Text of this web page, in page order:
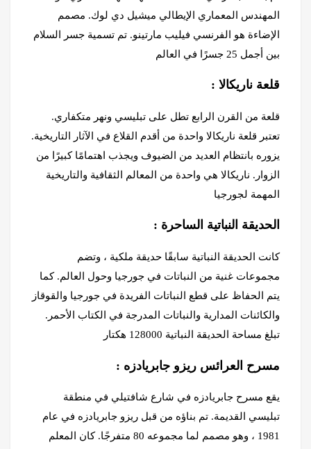
المهندس المعماري الإيطالي ميشيل دي لوك. مصمم
الإضاءة هو الفرنسي فيليب مارتينو. تم تسمية جسر السلام
بين أجمل 25 جسرًا في العالم
: قلعة ناريكالا
قلعة من القرن الرابع تطل على تبليسي ونهر متكفاري.
تعتبر قلعة ناريكالا واحدة من أقدم القلاع في الآثار التاريخية.
يزوره بانتظام العديد من الضيوف ويجذب اهتمامًا كبيرًا من
الزوار. ناريكالا هي واحدة من المعالم الثقافية والتاريخية
المهمة لجورجيا
: الحديقة النباتية الساحرة
كانت الحديقة النباتية سابقًا حديقة ملكية ، وتضم
مجموعات غنية من النباتات في جورجيا وحول العالم. كما
يتم الحفاظ على قطع النباتات الفريدة في جورجيا والقوقاز
والكائنات المدارية والنباتات المدرجة في الكتاب الأحمر.
تبلغ مساحة الحديقة النباتية 128000 هكتار
: مسرح العرائس ريزو جابريادزه
يقع مسرح جابريادزه في شارع شافتيلي في منطقة
تبليسي القديمة. تم بناؤه من قبل ريزو جابريادزه في عام
1981 ، وهو مصمم لما مجموعه 80 متفرجًا. كان المعلم